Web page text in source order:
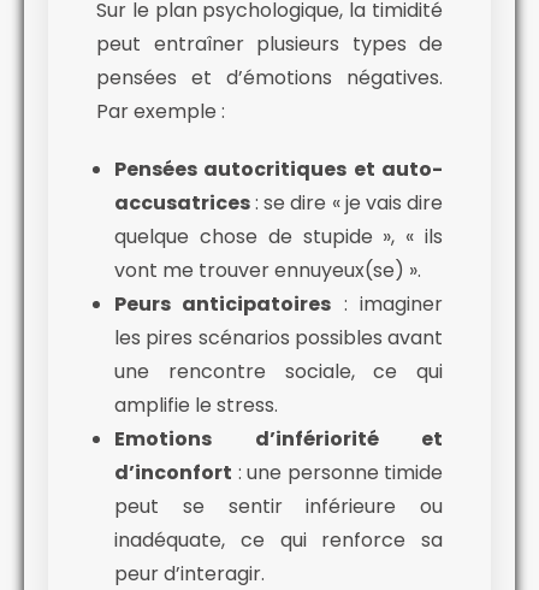
Sur le plan psychologique, la timidité
peut entraîner plusieurs types de
pensées et d’émotions négatives.
Par exemple :
Pensées autocritiques et auto-
accusatrices: se dire « je vais dire
quelque chose de stupide », « ils
vont me trouver ennuyeux(se) ».
Peurs anticipatoires : imaginer
les pires scénarios possibles avant
une rencontre sociale, ce qui
amplifie le stress.
Emotions d’infériorité et
d’inconfort : une personne timide
peut se sentir inférieure ou
inadéquate, ce qui renforce sa
peur d’interagir.